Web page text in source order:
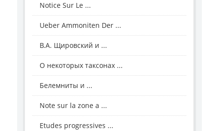
Notice Sur Le ...
Ueber Ammoniten Der ...
В.А. Щировский и ...
О некоторых таксонах ...
Белемниты и ...
Note sur la zone a ...
Etudes progressives ...